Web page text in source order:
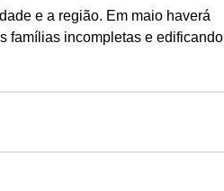
e a região. Em maio haverá
famílias incompletas e edificando